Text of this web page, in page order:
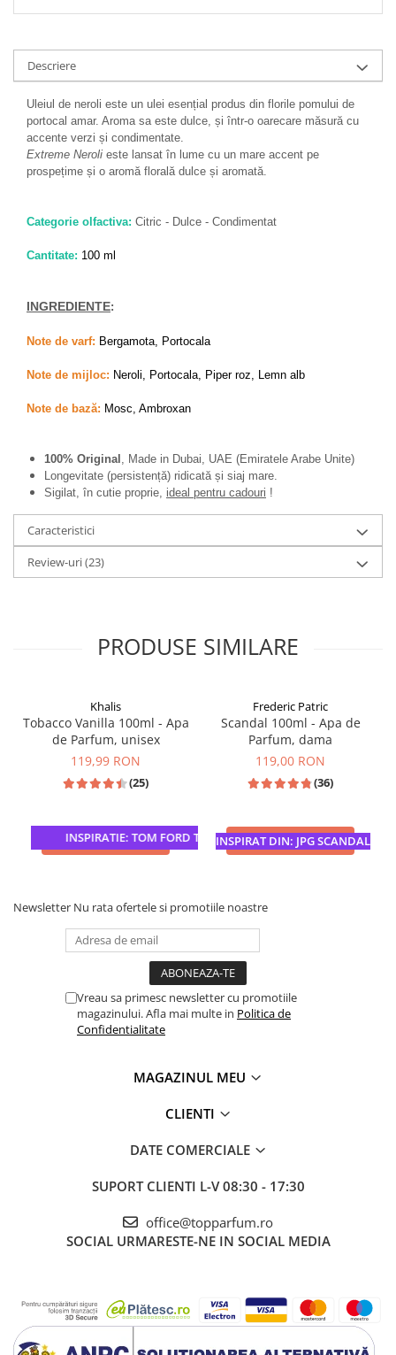
Descriere
Uleiul de neroli este un ulei esențial produs din florile pomului de
portocal amar. Aroma sa este dulce, și într-o oarecare măsură cu
accente verzi și condimentate.
Extreme Neroli este lansat în lume cu un mare accent pe
prospețime și o aromă florală dulce și aromată.
Categorie olfactiva: Citric - Dulce - Condimentat
Cantitate: 100 ml
INGREDIENTE:
Note de varf: Bergamota, Portocala
Note de mijloc: Neroli, Portocala, Piper roz, Lemn alb
Note de bază: Mosc, Ambroxan
100% Original
, Made in Dubai, UAE (Emiratele Arabe Unite)
Longevitate (persistență) ridicată și siaj mare.
Sigilat, în cutie proprie, ideal pentru cadouri !
Caracteristici
Review-uri(23)
PRODUSE SIMILARE
INSPIRATIE: TOM FORD TOBACCO VANILLE
Khalis
Tobacco Vanilla 100ml - Apa
de Parfum, unisex
119,99 RON
(25)
ADAUGA IN COS INSPIRAT DIN: JPG SCANDAL
Frederic Patric
Scandal 100ml - Apa de
Parfum, dama
119,00 RON
(36)
ADAUGA IN COS
Newsletter Nu rata ofertele si promotiile noastre
Vreau sa primesc newsletter cu promotiile
magazinului. Afla mai multe in Politica de
Confidentialitate
MAGAZINUL MEU
CLIENTI
DATE COMERCIALE
SUPORT CLIENTI L-V 08:30 - 17:30
office@topparfum.ro
SOCIAL URMARESTE-NE IN SOCIAL MEDIA